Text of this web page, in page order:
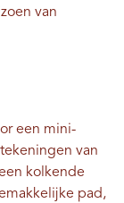
van
een mini-
van
kolkende
pad,